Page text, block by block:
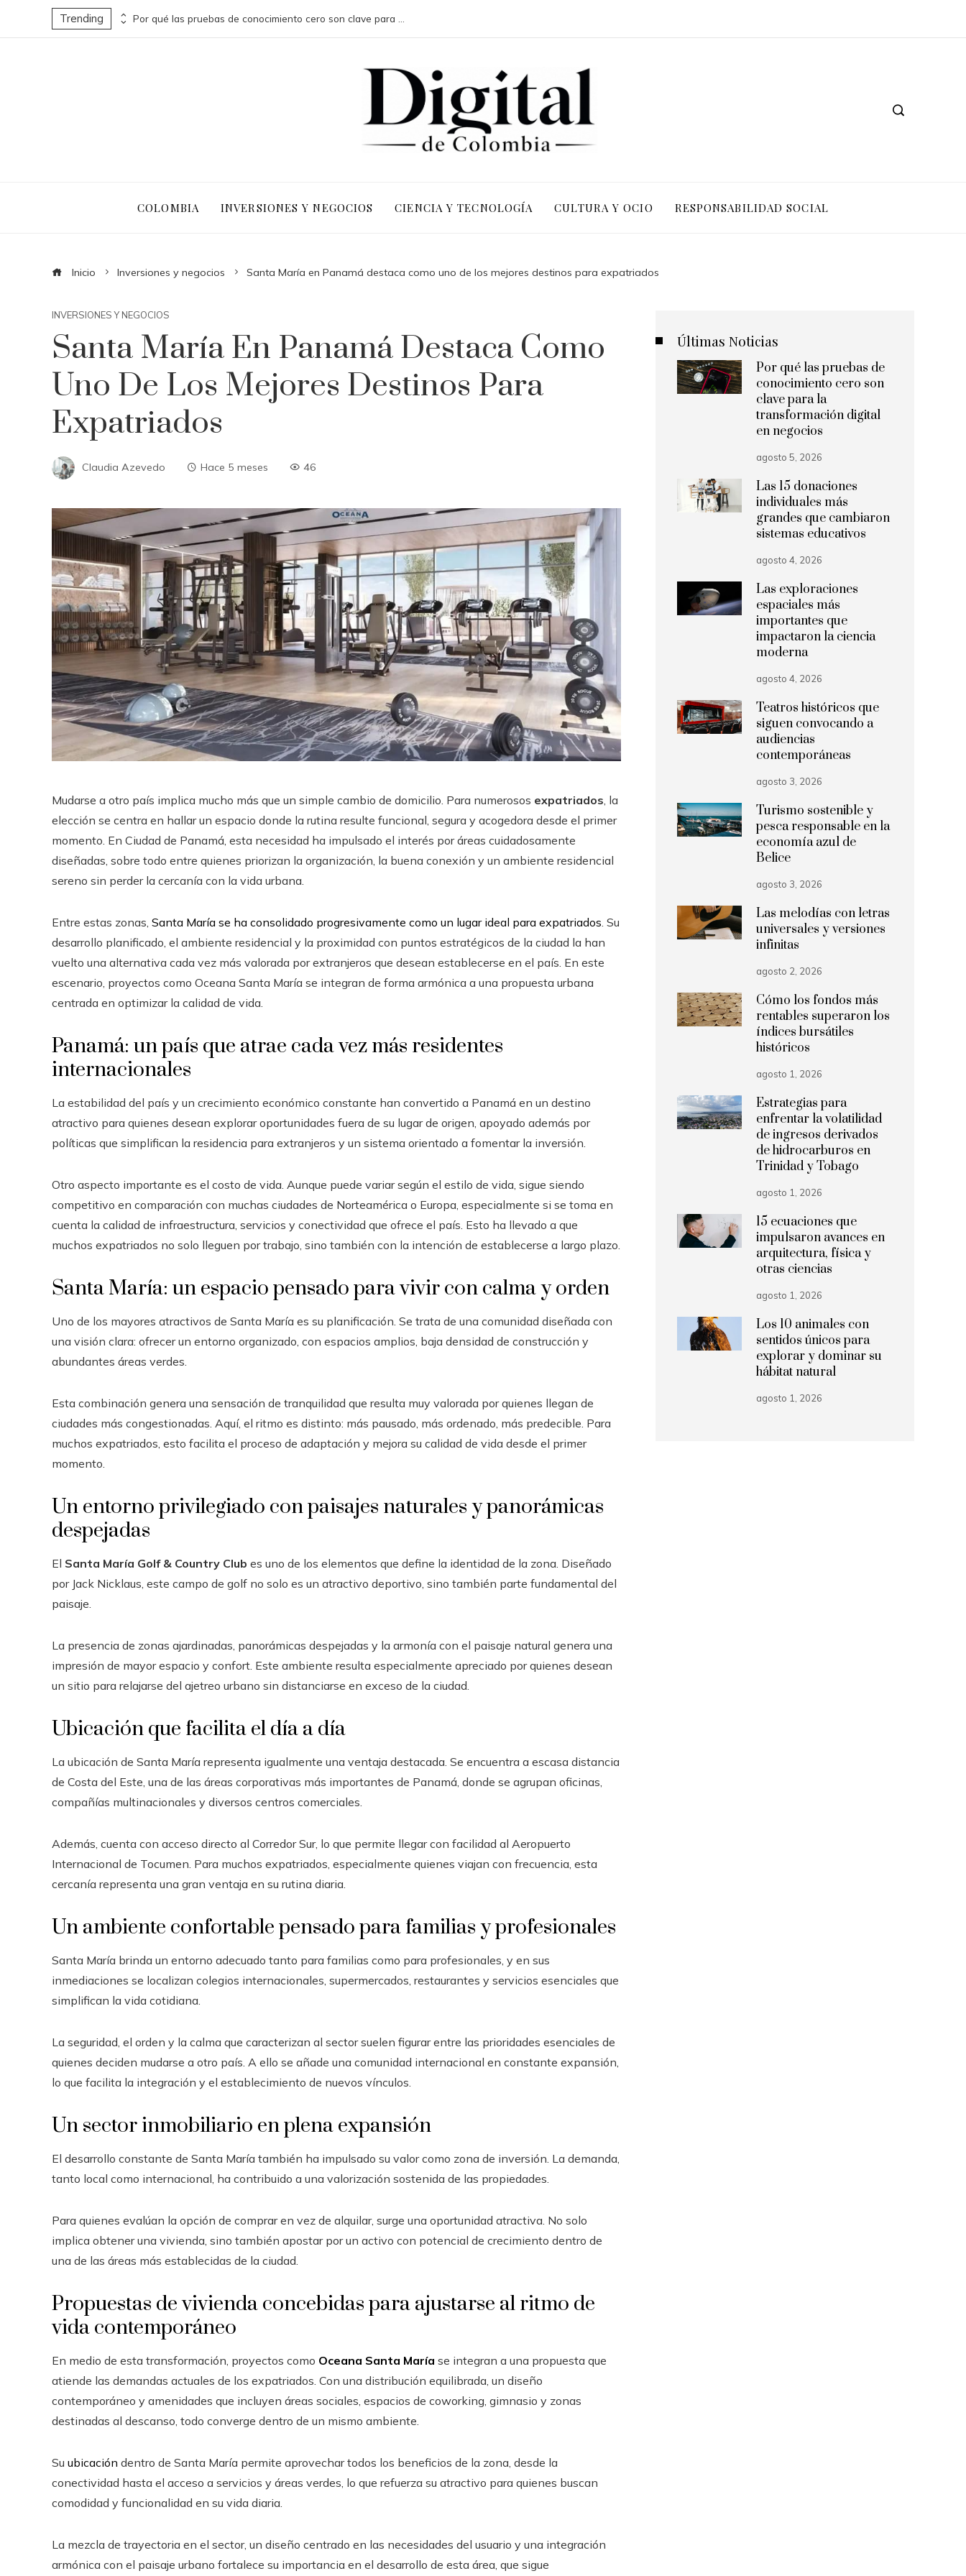
Trending Turismo sostenible y pesca responsable en la economía azul de Belice
COLOMBIA INVERSIONES Y NEGOCIOS CIENCIA Y TECNOLOGÍA CULTURA Y OCIO RESPONSABILIDAD SOCIAL
Inicio Inversiones y negocios Santa María en Panamá destaca como uno de los mejores destinos para expatriados
INVERSIONES Y NEGOCIOS
Santa María En Panamá Destaca Como
Uno De Los Mejores Destinos Para
Expatriados
Claudia Azevedo Hace 5 meses 46
Mudarse a otro país implica mucho más que un simple cambio de domicilio. Para numerosos expatriados , la
elección se centra en hallar un espacio donde la rutina resulte funcional, segura y acogedora desde el primer
momento. En Ciudad de Panamá, esta necesidad ha impulsado el interés por áreas cuidadosamente
diseñadas, sobre todo entre quienes priorizan la organización, la buena conexión y un ambiente residencial
sereno sin perder la cercanía con la vida urbana.
Entre estas zonas, Santa María se ha consolidado progresivamente como un lugar ideal para expatriados . Su
desarrollo planificado, el ambiente residencial y la proximidad con puntos estratégicos de la ciudad la han
vuelto una alternativa cada vez más valorada por extranjeros que desean establecerse en el país. En este
escenario, proyectos como Oceana Santa María se integran de forma armónica a una propuesta urbana
centrada en optimizar la calidad de vida.
Panamá: un país que atrae cada vez más residentes
internacionales
La estabilidad del país y un crecimiento económico constante han convertido a Panamá en un destino
atractivo para quienes desean explorar oportunidades fuera de su lugar de origen, apoyado además por
políticas que simplifican la residencia para extranjeros y un sistema orientado a fomentar la inversión.
Otro aspecto importante es el costo de vida. Aunque puede variar según el estilo de vida, sigue siendo
competitivo en comparación con muchas ciudades de Norteamérica o Europa, especialmente si se toma en
cuenta la calidad de infraestructura, servicios y conectividad que ofrece el país. Esto ha llevado a que
muchos expatriados no solo lleguen por trabajo, sino también con la intención de establecerse a largo plazo.
Santa María: un espacio pensado para vivir con calma y orden
Uno de los mayores atractivos de Santa María es su planificación. Se trata de una comunidad diseñada con
una visión clara: ofrecer un entorno organizado, con espacios amplios, baja densidad de construcción y
abundantes áreas verdes.
Esta combinación genera una sensación de tranquilidad que resulta muy valorada por quienes llegan de
ciudades más congestionadas. Aquí, el ritmo es distinto: más pausado, más ordenado, más predecible. Para
muchos expatriados, esto facilita el proceso de adaptación y mejora su calidad de vida desde el primer
momento.
Un entorno privilegiado con paisajes naturales y panorámicas
despejadas
El Santa María Golf & Country Club es uno de los elementos que define la identidad de la zona. Diseñado
por Jack Nicklaus, este campo de golf no solo es un atractivo deportivo, sino también parte fundamental del
paisaje.
La presencia de zonas ajardinadas, panorámicas despejadas y la armonía con el paisaje natural genera una
impresión de mayor espacio y confort. Este ambiente resulta especialmente apreciado por quienes desean
un sitio para relajarse del ajetreo urbano sin distanciarse en exceso de la ciudad.
Ubicación que facilita el día a día
La ubicación de Santa María representa igualmente una ventaja destacada. Se encuentra a escasa distancia
de Costa del Este, una de las áreas corporativas más importantes de Panamá, donde se agrupan oficinas,
compañías multinacionales y diversos centros comerciales.
Además, cuenta con acceso directo al Corredor Sur, lo que permite llegar con facilidad al Aeropuerto
Internacional de Tocumen. Para muchos expatriados, especialmente quienes viajan con frecuencia, esta
cercanía representa una gran ventaja en su rutina diaria.
Un ambiente confortable pensado para familias y profesionales
Santa María brinda un entorno adecuado tanto para familias como para profesionales, y en sus
inmediaciones se localizan colegios internacionales, supermercados, restaurantes y servicios esenciales que
simplifican la vida cotidiana.
La seguridad, el orden y la calma que caracterizan al sector suelen figurar entre las prioridades esenciales de
quienes deciden mudarse a otro país. A ello se añade una comunidad internacional en constante expansión,
lo que facilita la integración y el establecimiento de nuevos vínculos.
Un sector inmobiliario en plena expansión
El desarrollo constante de Santa María también ha impulsado su valor como zona de inversión. La demanda,
tanto local como internacional, ha contribuido a una valorización sostenida de las propiedades.
Para quienes evalúan la opción de comprar en vez de alquilar, surge una oportunidad atractiva. No solo
implica obtener una vivienda, sino también apostar por un activo con potencial de crecimiento dentro de
una de las áreas más establecidas de la ciudad.
Propuestas de vivienda concebidas para ajustarse al ritmo de
vida contemporáneo
En medio de esta transformación, proyectos como Oceana Santa María se integran a una propuesta que
atiende las demandas actuales de los expatriados. Con una distribución equilibrada, un diseño
contemporáneo y amenidades que incluyen áreas sociales, espacios de coworking, gimnasio y zonas
destinadas al descanso, todo converge dentro de un mismo ambiente.
Su ubicación dentro de Santa María permite aprovechar todos los beneficios de la zona, desde la
conectividad hasta el acceso a servicios y áreas verdes, lo que refuerza su atractivo para quienes buscan
comodidad y funcionalidad en su vida diaria.
La mezcla de trayectoria en el sector, un diseño centrado en las necesidades del usuario y una integración
armónica con el paisaje urbano fortalece su importancia en el desarrollo de esta área, que sigue
Últimas Noticias
Por qué las pruebas de
conocimiento cero son
clave para la
transformación digital
en negocios
agosto 5, 2026
Las 15 donaciones
individuales más
grandes que cambiaron
sistemas educativos
agosto 4, 2026
Las exploraciones
espaciales más
importantes que
impactaron la ciencia
moderna
agosto 4, 2026
Teatros históricos que
siguen convocando a
audiencias
contemporáneas
agosto 3, 2026
Turismo sostenible y
pesca responsable en la
economía azul de
Belice
agosto 3, 2026
Las melodías con letras
universales y versiones
infinitas
agosto 2, 2026
Cómo los fondos más
rentables superaron los
índices bursátiles
históricos
agosto 1, 2026
Estrategias para
enfrentar la volatilidad
de ingresos derivados
de hidrocarburos en
Trinidad y Tobago
agosto 1, 2026
15 ecuaciones que
impulsaron avances en
arquitectura, física y
otras ciencias
agosto 1, 2026
Los 10 animales con
sentidos únicos para
explorar y dominar su
hábitat natural
agosto 1, 2026